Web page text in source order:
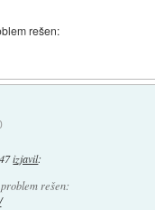
rešen:
izjavil:
rešen: